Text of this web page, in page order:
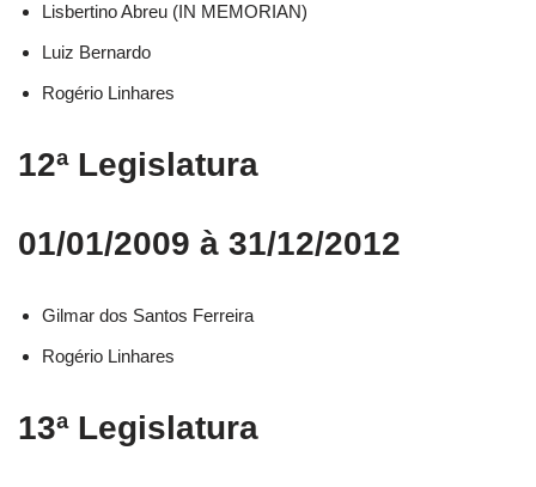
Lisbertino Abreu (IN MEMORIAN)
Luiz Bernardo
Rogério Linhares
12ª Legislatura
01/01/2009 à 31/12/2012
Gilmar dos Santos Ferreira
Rogério Linhares
13ª Legislatura